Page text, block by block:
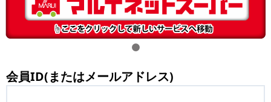
会員ID(またはメールアドレス)